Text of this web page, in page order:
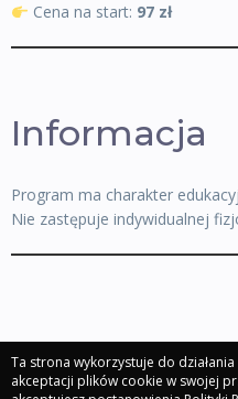
Cena na start: 97 zł
Informacja
Program ma charakter
Nie zastępuje indywidualnej
Ta strona wykorzystuje do
akceptacji plików cookie w swojej